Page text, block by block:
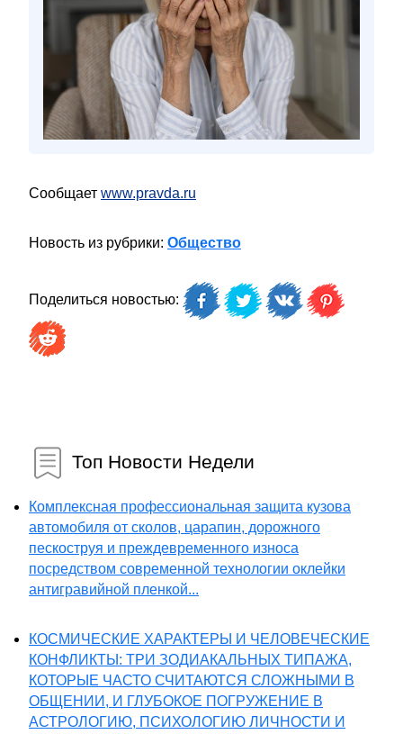
Сообщает www.pravda.ru
Новость из рубрики: Общество
Поделиться новостью:
Топ Новости Недели
Комплексная профессиональная защита кузова
автомобиля от сколов, царапин, дорожного
пескоструя и преждевременного износа
посредством современной технологии оклейки
антигравийной пленкой...
КОСМИЧЕСКИЕ ХАРАКТЕРЫ И ЧЕЛОВЕЧЕСКИЕ
КОНФЛИКТЫ: ТРИ ЗОДИАКАЛЬНЫХ ТИПАЖА,
КОТОРЫЕ ЧАСТО СЧИТАЮТСЯ СЛОЖНЫМИ В
ОБЩЕНИИ, И ГЛУБОКОЕ ПОГРУЖЕНИЕ В
АСТРОЛОГИЮ, ПСИХОЛОГИЮ ЛИЧНОСТИ И